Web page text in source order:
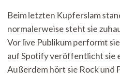
–
aus
Beim letzten Kupferslam
normalerweise steht sie
Vor live Publikum performt
auf Spotify veröffentlicht sie
Außerdem hört sie Rock und